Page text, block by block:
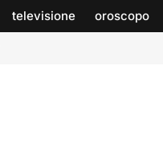
televisione oroscopo